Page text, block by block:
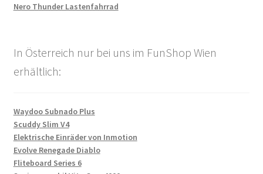
Nero Thunder Lastenfahrrad
In Österreich nur bei uns im FunShop Wien
erhältlich:
Waydoo Subnado Plus
Scuddy Slim V4
Elektrische Einräder von Inmotion
Evolve Renegade Diablo
Fliteboard Series 6